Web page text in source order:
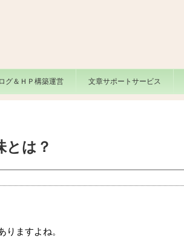
グ＆ＨＰ構築運営 文章サポートサービス
とは？
りますよね。